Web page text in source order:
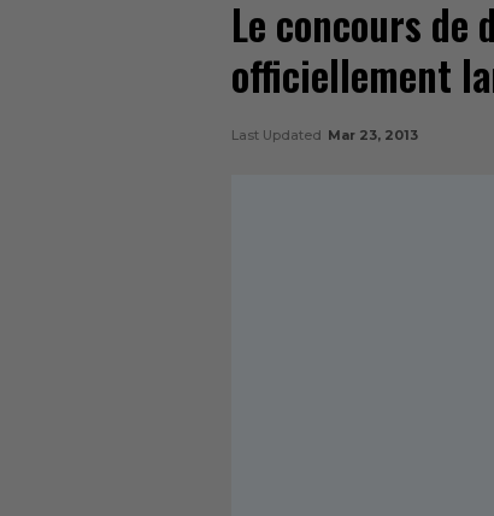
Le concours de
officiellement
Last Updated Mar 23, 2013